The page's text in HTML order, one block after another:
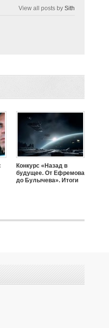
View all posts by Sith
Конкурс «Назад в
будущее. От Ефремова
до Булычева». Итоги